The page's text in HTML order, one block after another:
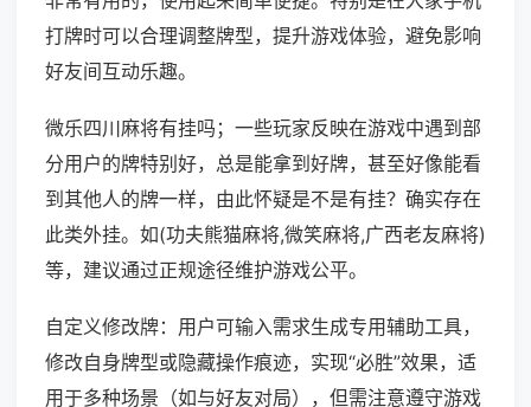
打牌时可以合理调整牌型，提升游戏体验，避免影响
好友间互动乐趣。
微乐四川麻将有挂吗；一些玩家反映在游戏中遇到部
分用户的牌特别好，总是能拿到好牌，甚至好像能看
到其他人的牌一样，由此怀疑是不是有挂？确实存在
此类外挂。如(功夫熊猫麻将,微笑麻将,广西老友麻将)
等，建议通过正规途径维护游戏公平。
自定义修改牌：用户可输入需求生成专用辅助工具，
修改自身牌型或隐藏操作痕迹，实现“必胜”效果，适
用于多种场景（如与好友对局），但需注意遵守游戏